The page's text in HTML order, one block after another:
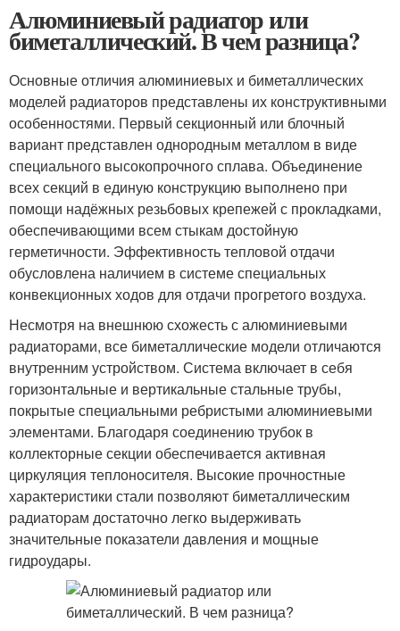
Алюминиевый радиатор или
биметаллический. В чем разница?
Основные отличия алюминиевых и биметаллических
моделей радиаторов представлены их конструктивными
особенностями. Первый секционный или блочный
вариант представлен однородным металлом в виде
специального высокопрочного сплава. Объединение
всех секций в единую конструкцию выполнено при
помощи надёжных резьбовых крепежей с прокладками,
обеспечивающими всем стыкам достойную
герметичности. Эффективность тепловой отдачи
обусловлена наличием в системе специальных
конвекционных ходов для отдачи прогретого воздуха.
Несмотря на внешнюю схожесть с алюминиевыми
радиаторами, все биметаллические модели отличаются
внутренним устройством. Система включает в себя
горизонтальные и вертикальные стальные трубы,
покрытые специальными ребристыми алюминиевыми
элементами. Благодаря соединению трубок в
коллекторные секции обеспечивается активная
циркуляция теплоносителя. Высокие прочностные
характеристики стали позволяют биметаллическим
радиаторам достаточно легко выдерживать
значительные показатели давления и мощные
гидроудары.